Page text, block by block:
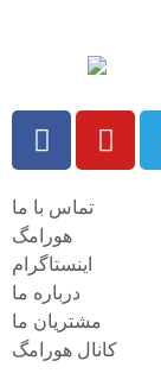
تماس با ما
هورامگ
اینستاگرام
درباره ما
مشتریان ما
کانال هورامگ